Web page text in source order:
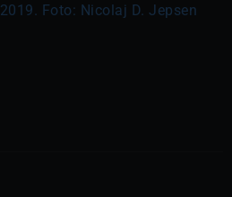
2019. Foto: Nicolaj D. Jepsen